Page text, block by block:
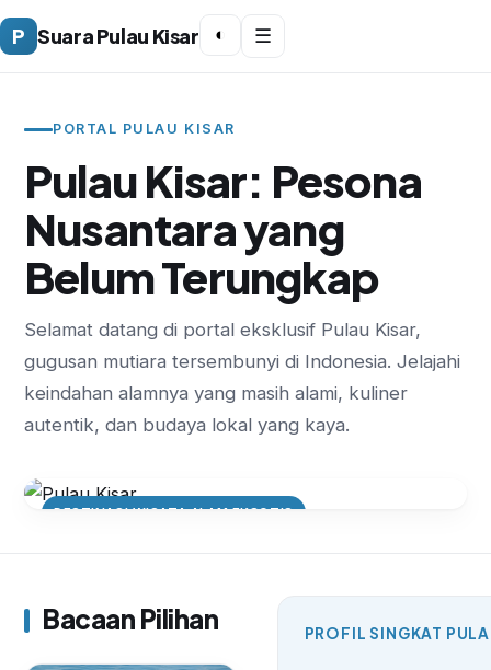
P Suara Pulau Kisar ◐ ☰
PORTAL PULAU KISAR
Pulau Kisar: Pesona
Nusantara yang
Belum Terungkap
Selamat datang di portal eksklusif Pulau Kisar,
gugusan mutiara tersembunyi di Indonesia. Jelajahi
keindahan alamnya yang masih alami, kuliner
autentik, dan budaya lokal yang kaya.
DESTINASI WISATA ALAM EKSOTIS
Bacaan Pilihan PROFIL SINGKAT